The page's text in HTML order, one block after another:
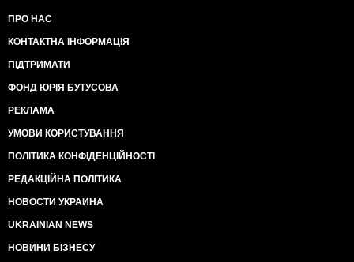
ПРО НАС
КОНТАКТНА ІНФОРМАЦІЯ
ПІДТРИМАТИ
ФОНД ЮРІЯ БУТУСОВА
РЕКЛАМА
УМОВИ КОРИСТУВАННЯ
ПОЛІТИКА КОНФІДЕНЦІЙНОСТІ
РЕДАКЦІЙНА ПОЛІТИКА
НОВОСТИ УКРАИНА
UKRAINIAN NEWS
НОВИНИ БІЗНЕСУ